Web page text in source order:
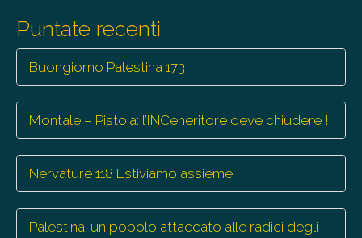
Puntate recenti
Buongiorno Palestina 173
Montale – Pistoia: l’INCeneritore deve chiudere !
Nervature 118 Estiviamo assieme
Palestina: un popolo attaccato alle radici degli